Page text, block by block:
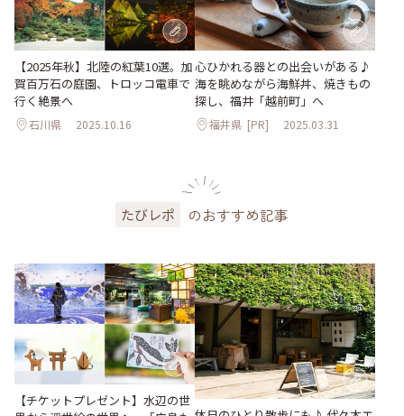
【2025年秋】北陸の紅葉10選。加
賀百万石の庭園、トロッコ電車で
行く絶景へ
石川県 2025.10.16
心ひかれる器との出会いがある♪
海を眺めながら海鮮丼、焼きもの
探し、福井「越前町」へ
福井県 [PR] 2025.03.31
たびレポ のおすすめ記事
【チケットプレゼント】水辺の世